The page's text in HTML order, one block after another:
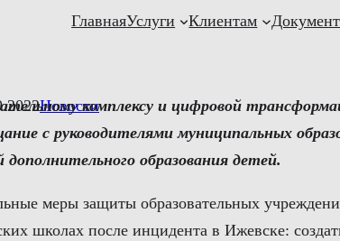
ГлавнаяУслуги Клиентам
Новостикомплексу и цифровой
с руководителями муниципальных
образования детей.
меры защиты образовательных
школах после инцидента в Ижевске: